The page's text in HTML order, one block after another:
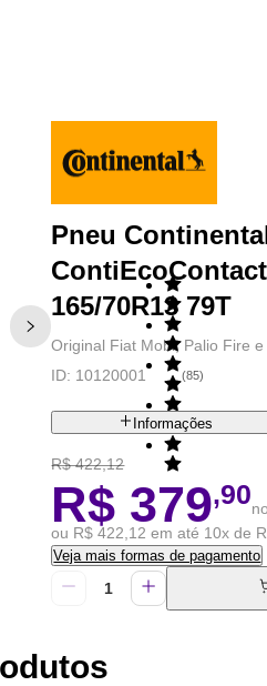
Pneu
165/70R13 79T
Original Fiat Mobi, Palio Fire e
ID: 10120001 (85)
Informações
R$ 422,12
R$ 379,90
ou R$ 422,12 em até 10x de
Veja mais formas de pagamento